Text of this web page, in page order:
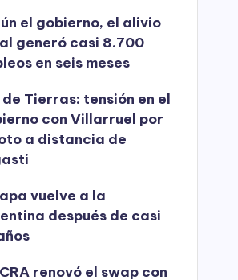
el gobierno, el alivio
generó casi 8.700
en seis meses
de Tierras: tensión en el
con Villarruel por
a distancia de
vuelve a la
después de casi
renovó el swap con